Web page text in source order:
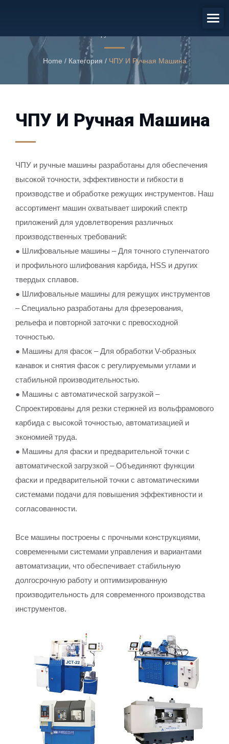
Home / Категория / ЧПУ И Ручная Машина
ЧПУ И Ручная Машина
ЧПУ и ручные машины разработаны для обеспечения
высокой точности, эффективности и гибкости в
производстве и обработке режущих инструментов. Наш
ассортимент машин охватывает широкий спектр
приложений для удовлетворения различных
производственных требований:
● Шлифовальные машины – Для точного ступенчатого
и профильного шлифования карбида, HSS и других
твердых сплавов.
● Шлифовальные машины для режущих инструментов
– Специально разработаны для фрезерования,
рельефа и повторной заточки с превосходной
точностью.
● Машины для фасок – Для обработки V-образных
канавок и снятия фасок с регулируемыми углами и
стабильной производительностью.
● Машины с автоматической загрузкой –
Спроектированы для резки стержней из вольфрамового
карбида с высокой точностью, автоматизацией и
экономией труда.
● Машины для фаски и предварительной точки с
автоматической загрузкой – Объединяют функции
фаски и предварительной точки с автоматическими
системами подачи для повышения эффективности и
согласованности.
Все машины построены с прочными конструкциями,
современными системами управления и вариантами
автоматизации, что обеспечивает стабильную
долгосрочную работу и оптимизированную
производительность для современного производства
инструментов.